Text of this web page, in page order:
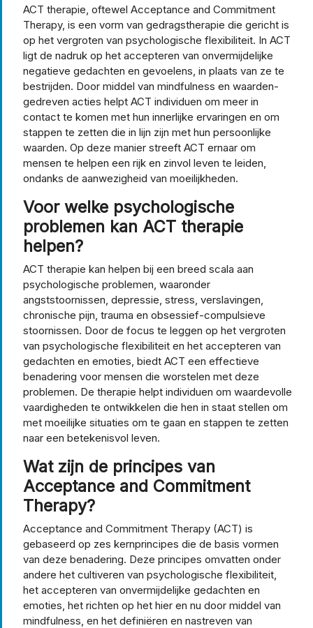
ACT therapie, oftewel Acceptance and Commitment
Therapy, is een vorm van gedragstherapie die gericht is
op het vergroten van psychologische flexibiliteit. In ACT
ligt de nadruk op het accepteren van onvermijdelijke
negatieve gedachten en gevoelens, in plaats van ze te
bestrijden. Door middel van mindfulness en waarden-
gedreven acties helpt ACT individuen om meer in
contact te komen met hun innerlijke ervaringen en om
stappen te zetten die in lijn zijn met hun persoonlijke
waarden. Op deze manier streeft ACT ernaar om
mensen te helpen een rijk en zinvol leven te leiden,
ondanks de aanwezigheid van moeilijkheden.
Voor welke psychologische
problemen kan ACT therapie
helpen?
ACT therapie kan helpen bij een breed scala aan
psychologische problemen, waaronder
angststoornissen, depressie, stress, verslavingen,
chronische pijn, trauma en obsessief-compulsieve
stoornissen. Door de focus te leggen op het vergroten
van psychologische flexibiliteit en het accepteren van
gedachten en emoties, biedt ACT een effectieve
benadering voor mensen die worstelen met deze
problemen. De therapie helpt individuen om waardevolle
vaardigheden te ontwikkelen die hen in staat stellen om
met moeilijke situaties om te gaan en stappen te zetten
naar een betekenisvol leven.
Wat zijn de principes van
Acceptance and Commitment
Therapy?
Acceptance and Commitment Therapy (ACT) is
gebaseerd op zes kernprincipes die de basis vormen
van deze benadering. Deze principes omvatten onder
andere het cultiveren van psychologische flexibiliteit,
het accepteren van onvermijdelijke gedachten en
emoties, het richten op het hier en nu door middel van
mindfulness, en het definiëren en nastreven van